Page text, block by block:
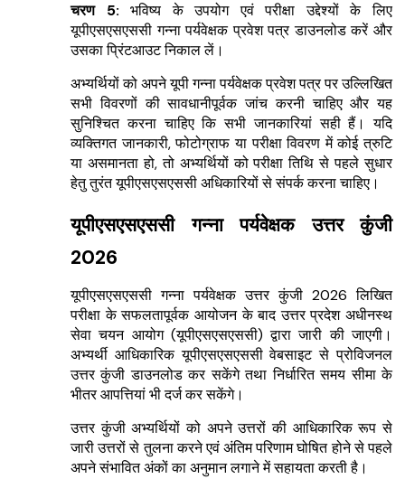
चरण 5:भविष्य के उपयोग एवं परीक्षा उद्देश्यों के लिए
यूपीएसएसएससी गन्ना पर्यवेक्षक प्रवेश पत्र डाउनलोड करें और
उसका प्रिंटआउट निकाल लें।
अभ्यर्थियों को अपने यूपी गन्ना पर्यवेक्षक प्रवेश पत्र पर उल्लिखित
सभी विवरणों की सावधानीपूर्वक जांच करनी चाहिए और यह
सुनिश्चित करना चाहिए कि सभी जानकारियां सही हैं। यदि
व्यक्तिगत जानकारी, फोटोग्राफ या परीक्षा विवरण में कोई त्रुटि
या असमानता हो, तो अभ्यर्थियों को परीक्षा तिथि से पहले सुधार
हेतु तुरंत यूपीएसएसएससी अधिकारियों से संपर्क करना चाहिए।
यूपीएसएसएससी गन्ना पर्यवेक्षक उत्तर कुंजी
2026
यूपीएसएसएससी गन्ना पर्यवेक्षक उत्तर कुंजी 2026 लिखित
परीक्षा के सफलतापूर्वक आयोजन के बाद उत्तर प्रदेश अधीनस्थ
सेवा चयन आयोग (यूपीएसएसएससी) द्वारा जारी की जाएगी।
अभ्यर्थी आधिकारिक यूपीएसएसएससी वेबसाइट से प्रोविजनल
उत्तर कुंजी डाउनलोड कर सकेंगे तथा निर्धारित समय सीमा के
भीतर आपत्तियां भी दर्ज कर सकेंगे।
उत्तर कुंजी अभ्यर्थियों को अपने उत्तरों की आधिकारिक रूप से
जारी उत्तरों से तुलना करने एवं अंतिम परिणाम घोषित होने से पहले
अपने संभावित अंकों का अनुमान लगाने में सहायता करती है।